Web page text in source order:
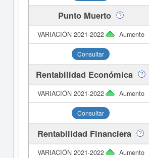
Punto Muerto
Aumento
Consultar
Rentabilidad Económica
Aumento
Consultar
Rentabilidad Financiera
Aumento